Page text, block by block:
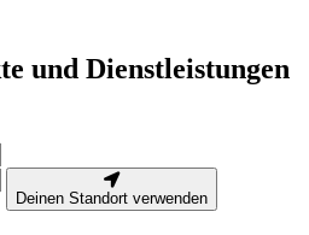
und Dienstleistungen
Deinen Standort verwenden